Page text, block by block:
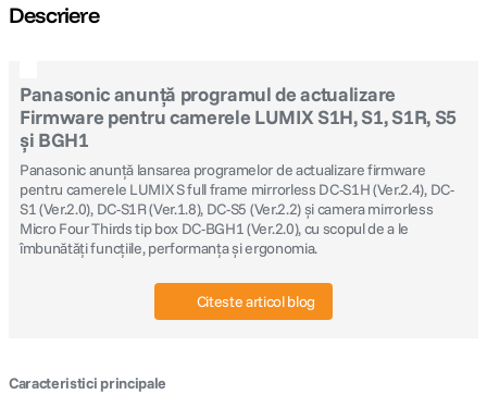
Descriere
Panasonic anunță programul de actualizare
Firmware pentru camerele LUMIX S1H, S1, S1R, S5
și BGH1
Panasonic anunță lansarea programelor de actualizare firmware
pentru camerele LUMIX S full frame mirrorless DC-S1H (Ver.2.4), DC-
S1 (Ver.2.0), DC-S1R (Ver.1.8), DC-S5 (Ver.2.2) și camera mirrorless
Micro Four Thirds tip box DC-BGH1 (Ver.2.0), cu scopul de a le
îmbunătăți funcțiile, performanța și ergonomia.
Citeste articol blog
Caracteristici principale